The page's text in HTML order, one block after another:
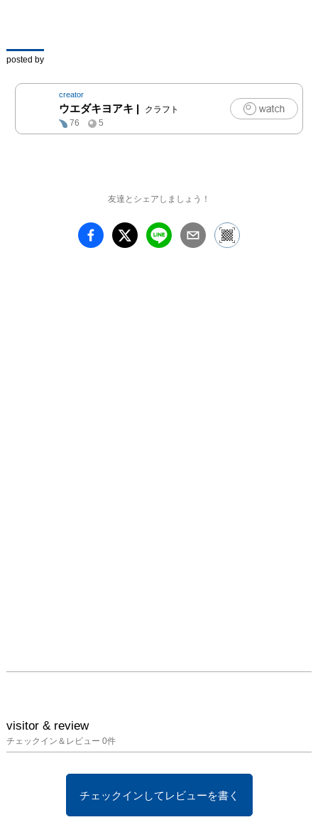
posted by
creator
ウエダキヨアキ |
クラフト
76
5
友達とシェアしましょう！
visitor & review
チェックイン＆レビュー 0件
チェックインしてレビューを書く